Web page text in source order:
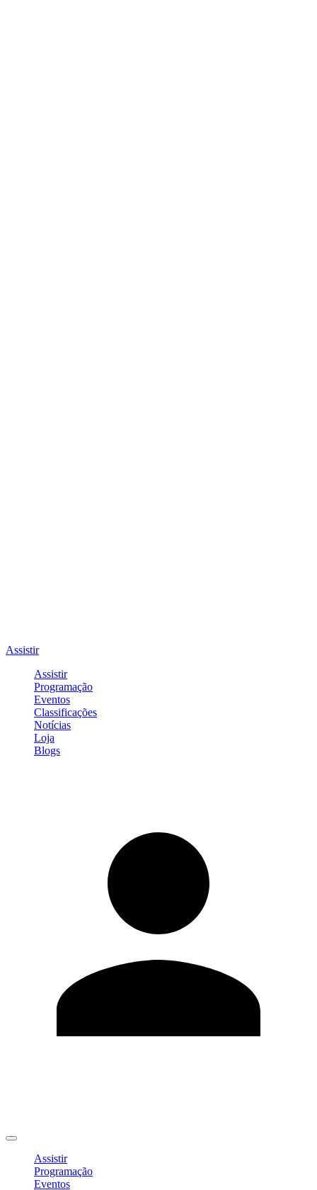
Assistir
Assistir
Programação
Eventos
Classificações
Notícias
Loja
Blogs
Assistir
Programação
Eventos